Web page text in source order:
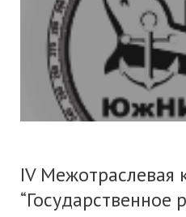
IV Межотраслевая
“Государственное